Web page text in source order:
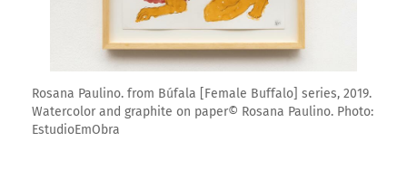
Rosana Paulino. from Búfala [Female Buffalo] series, 2019.
Watercolor and graphite on paper© Rosana Paulino. Photo:
EstudioEmObra